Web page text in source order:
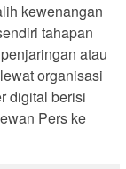
kewenangan
tahapan
atau
organisasi
digital berisi
Pers ke